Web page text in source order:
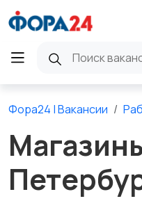
Фора24 | Вакансии